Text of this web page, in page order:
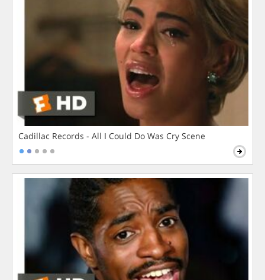
Cadillac Records - All I Could Do Was Cry Scene